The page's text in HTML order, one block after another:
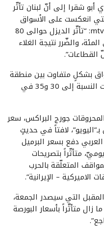
شقرا إلى أنّ لبنان تأثّر
التي انعكست على الأسواق
المحلية، موضحاً في حديثٍ لموقع mtv: “تأثّر الديزل حوالى 80
البنزين بين 50 و70 في المئة، والضّرر نتيجة الغلاء
القطاعات”.
بشكلٍ متفاوت بين منطقة
وأخرى، وعلى صعيد كلّ لبنان وصلت النسبة إلى 30 و35 في
جورج البراكس، سعر
لافتاً في حديثٍ
دفع بسعر البرميل
ويوميّ، متأثّراً بتصريحات
المتعلّقة بالحرب
الاميركية – الإيرانية”.
التي سيصدر الجمعة،
متأثّراً بأسعار البورصة